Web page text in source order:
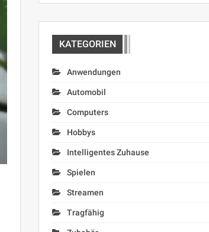
KATEGORIEN
Anwendungen
Automobil
Computers
Hobbys
Intelligentes Zuhause
Spielen
Streamen
Tragfähig